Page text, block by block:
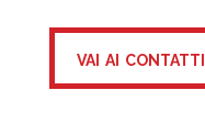
vai ai contatti